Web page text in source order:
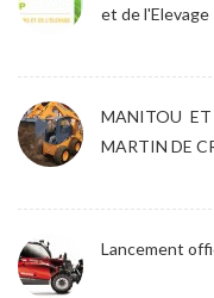
et de l'Elevage
MANITOU
MARTIN DE
Lancement